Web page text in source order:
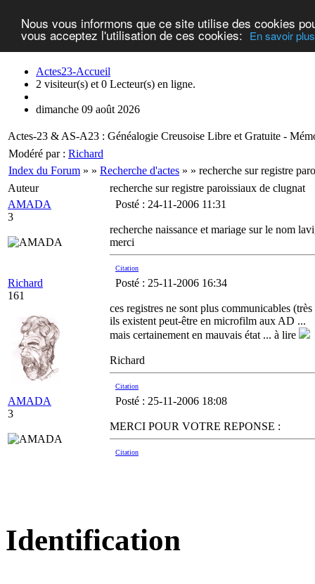
Nous vous informons que ce site utilise des cookies
vous acceptez l'utilisation de ces cookies: En savoir
Actes23-Accueil
2 visiteur(s) et 0 Lecteur(s) en ligne.
dimanche 09 août 2026
Actes-23 & AS-A23 : Généalogie Creusoise Libre et Gratuite -
Modéré par : Richard
Index du Forum » » Recherche d'actes » » recherche sur registre
Auteur
recherche sur registre paroissiaux de clugnat
AMADA
3
Posté : 24-11-2006 11:31
recherche naissance et mariage sur le nom
merci
Citation
Richard
161
Posté : 25-11-2006 16:34
ces registres ne sont plus communicables
ils existent peut-être en microfilm aux AD ...
mais certainement en mauvais état ... à lire
Richard
Citation
AMADA
3
Posté : 25-11-2006 18:08
MERCI POUR VOTRE REPONSE :
Citation
Identification